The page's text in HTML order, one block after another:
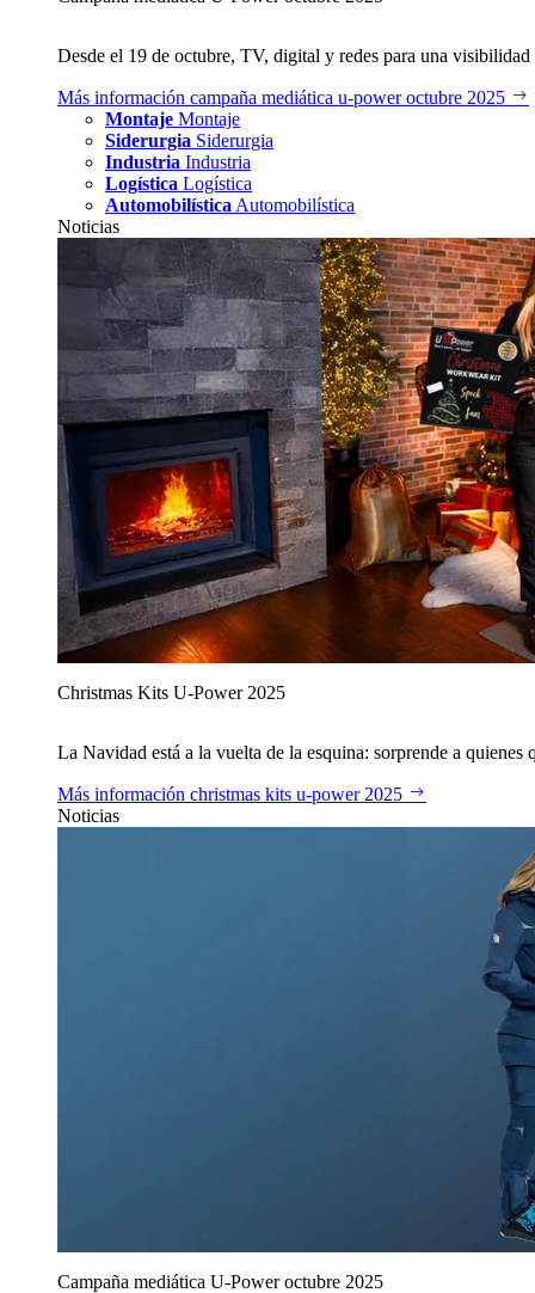
Desde el 19 de octubre, TV, digital y redes para una
Más información campaña mediática u‑power octubre 2025
Montaje Montaje
Siderurgia Siderurgia
Industria Industria
Logística Logística
Automobilística Automobilística
Noticias
Christmas Kits U‑Power 2025
La Navidad está a la vuelta de la esquina: sorprende a
Más información christmas kits u‑power 2025
Noticias
Campaña mediática U‑Power octubre 2025